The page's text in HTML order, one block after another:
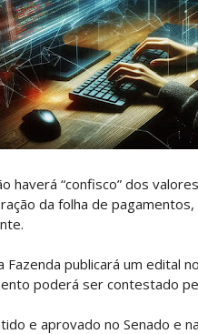
haverá “confisco” dos
da folha de
publicará um edital
poderá ser contestado
e aprovado no Senado e